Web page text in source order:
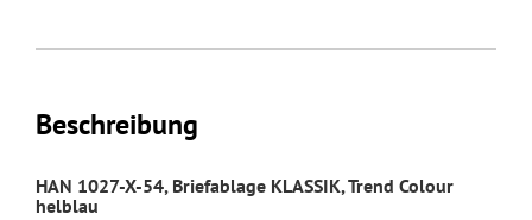
Beschreibung
HAN 1027-X-54, Briefablage KLASSIK, Trend Colour
helblau